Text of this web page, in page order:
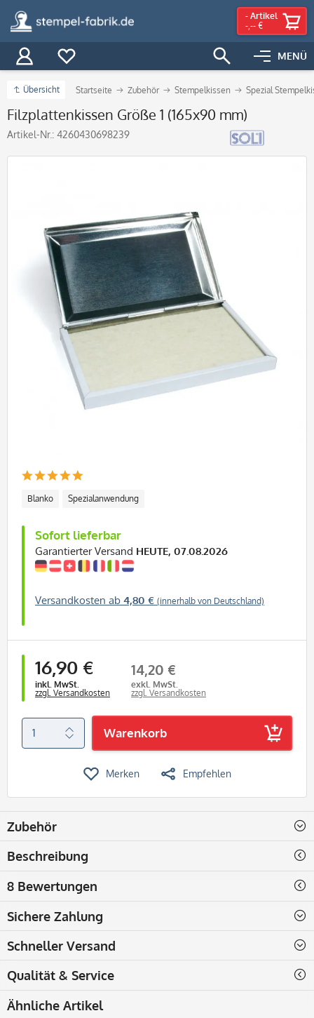
MENÜ
- Artikel
-,-- €
Übersicht Startseite Zubehör Stempelkissen Spezial
Filzplattenkissen Größe 1 (165x90 mm)
Artikel-Nr.: 4260430698239
Blanko Spezialanwendung
Sofort lieferbar
Garantierter Versand HEUTE, 07.08.2026
Versandkosten ab 4,80 € (innerhalb von Deutschland)
16,90 €
inkl. MwSt.
zzgl. Versandkosten
14,20 €
exkl. MwSt.
zzgl. Versandkosten
Warenkorb
Merken Empfehlen
Zubehör
Beschreibung
8 Bewertungen
Sichere Zahlung
Schneller Versand
Qualität & Service
Ähnliche Artikel